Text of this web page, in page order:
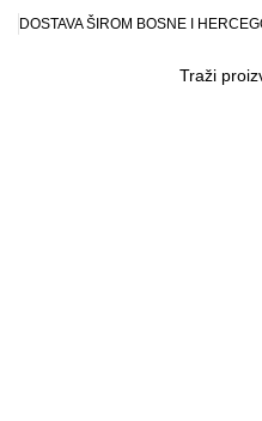
DOSTAVA ŠIROM BOSNE I